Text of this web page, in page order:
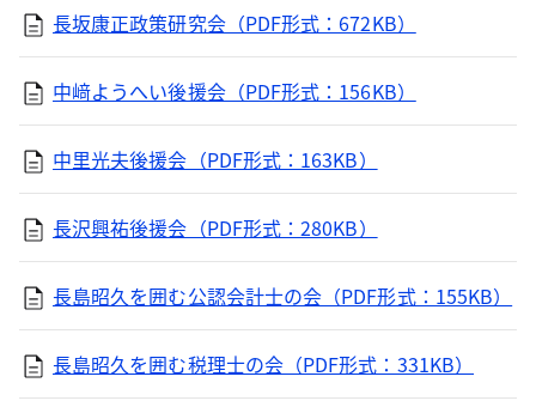
長坂康正政策研究会（PDF形式：672KB）
中﨑ようへい後援会（PDF形式：156KB）
中里光夫後援会（PDF形式：163KB）
長沢興祐後援会（PDF形式：280KB）
長島昭久を囲む公認会計士の会（PDF形式：155KB）
長島昭久を囲む税理士の会（PDF形式：331KB）